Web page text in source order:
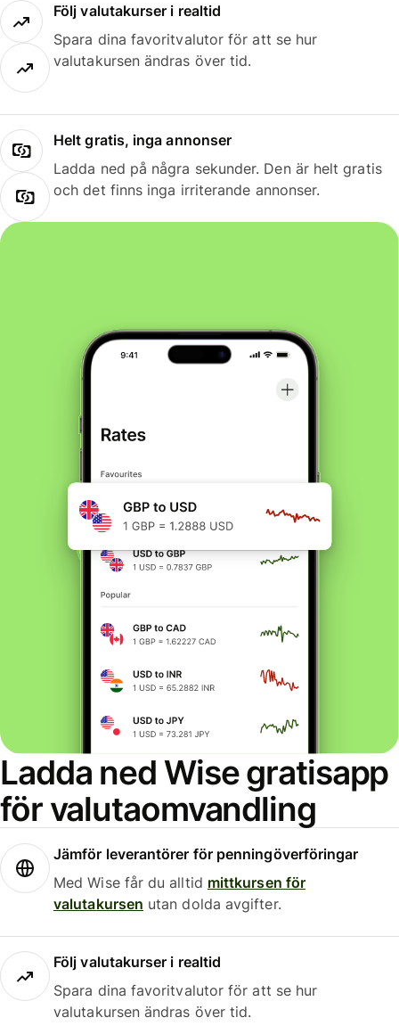
Följ valutakurser i realtid
Spara dina favoritvalutor för att se hur
valutakursen ändras över tid.
Helt gratis, inga annonser
Ladda ned på några sekunder. Den är helt gratis
och det finns inga irriterande annonser.
Ladda ned Wise gratisapp
för valutaomvandling
Jämför leverantörer för penningöverföringar
Med Wise får du alltid mittkursen för
valutakursen utan dolda avgifter.
Följ valutakurser i realtid
Spara dina favoritvalutor för att se hur
valutakursen ändras över tid.